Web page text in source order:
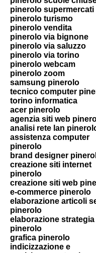
pinerolo supermercati
pinerolo turismo
pinerolo vendita
pinerolo via bignone
pinerolo via saluzzo
pinerolo via torino
pinerolo webcam
pinerolo zoom
samsung pinerolo
tecnico computer
torino informatica
acer pinerolo
agenzia siti web
analisi rete lan
assistenza computer
pinerolo
brand designer
creazione siti internet
pinerolo
creazione siti web
e-commerce pinerolo
elaborazione articoli
pinerolo
elaborazione strategia
pinerolo
grafica pinerolo
indicizzazione e